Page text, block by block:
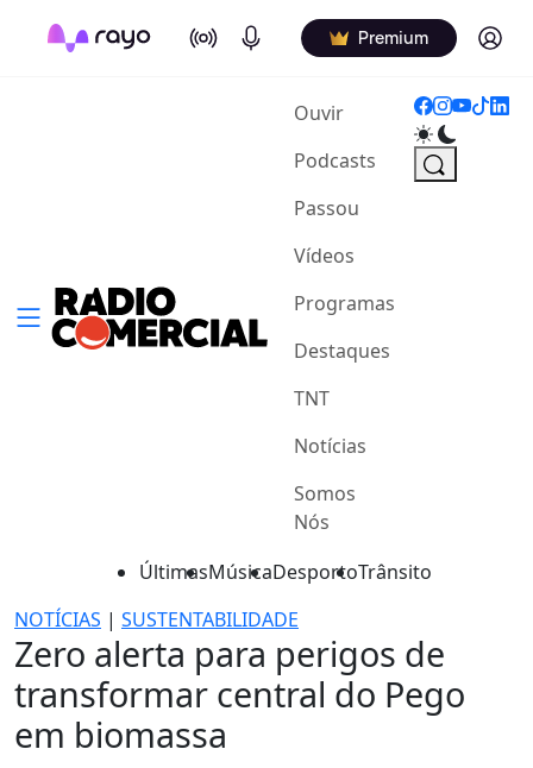
On Air Podcasts Premium Log in
Ouvir(current)
Podcasts
Passou
Vídeos
Programas
Destaques
TNT
Notícias
Somos
Nós
ÚltimasMúsicaDesportoTrânsito
NOTÍCIAS | SUSTENTABILIDADE
Zero alerta para perigos de
transformar central do Pego
em biomassa